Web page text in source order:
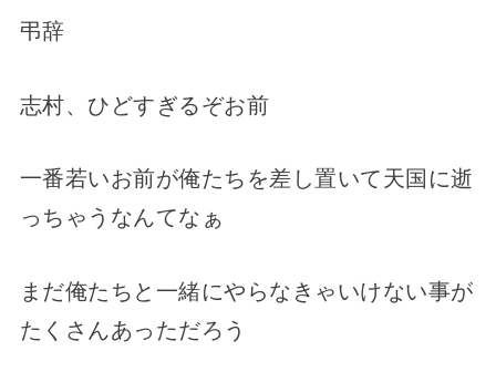
弔辞
志村、ひどすぎるぞお前
一番若いお前が俺たちを差し置いて天国に逝
っちゃうなんてなぁ
まだ俺たちと一緒にやらなきゃいけない事が
たくさんあっただろう